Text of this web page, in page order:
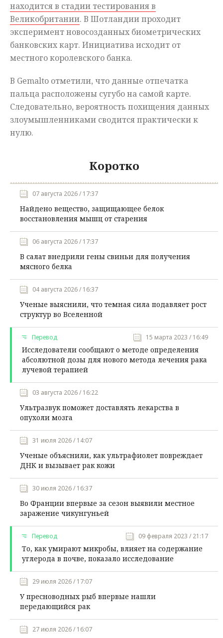
находится в стадии тестирования в
Великобритании. В Шотландии проходит
эксперимент новосозданных биометрических
банковских карт. Инициатива исходит от
местного королевского банка.
В Gemalto отметили, что данные отпечатка
пальца расположены сугубо на самой карте.
Следовательно, вероятность похищения данных
злоумышленниками сводится практически к
нулю.
Коротко
07 августа 2026 / 17:37
Найдено вещество, защищающее белок
восстановления мышц от старения
06 августа 2026 / 17:37
В салат внедрили гены свиньи для получения
мясного белка
04 августа 2026 / 16:37
Ученые выяснили, что темная сила подавляет рост
структур во Вселенной
Перевод 15 марта 2023 / 16:49
Исследователи сообщают о методе определения
абсолютной дозы для нового метода лечения рака
лучевой терапией
03 августа 2026 / 16:22
Ультразвук поможет доставлять лекарства в
опухоли мозга
31 июля 2026 / 14:07
Ученые объяснили, как ультрафиолет повреждает
ДНК и вызывает рак кожи
30 июля 2026 / 16:37
Во Франции впервые за сезон выявили местное
заражение чикунгуньей
Перевод 09 февраля 2023 / 21:17
То, как умирают микробы, влияет на содержание
углерода в почве, показало исследование
29 июля 2026 / 17:07
У пресноводных рыб впервые нашли
передающийся рак
27 июля 2026 / 16:07